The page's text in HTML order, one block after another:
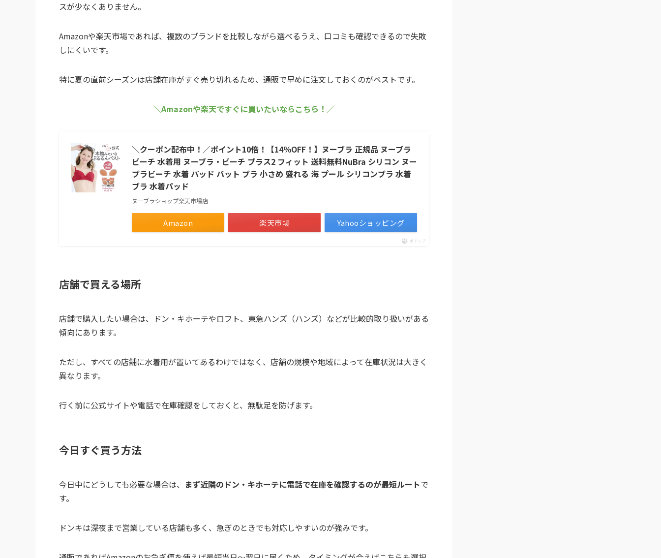
スが少なくありません。
Amazonや楽天市場であれば、複数のブランドを比較しながら選べるうえ、口コミも確認できるので失敗
しにくいです。
特に夏の直前シーズンは店舗在庫がすぐ売り切れるため、通販で早めに注文しておくのがベストです。
＼Amazonや楽天ですぐに買いたいならこちら！／
＼クーポン配布中！／ポイント10倍！【14％OFF！】ヌーブラ 正規品 ヌーブラ
ビーチ 水着用 ヌーブラ・ビーチ プラス2 フィット 送料無料NuBra シリコン ヌー
ブラビーチ 水着 パッド パット ブラ 小さめ 盛れる 海 プール シリコンブラ 水着
ブラ 水着パッド
ヌーブラショップ楽天市場店
Amazon 楽天市場 Yahooショッピング
ポチップ
店舗で買える場所
店舗で購入したい場合は、ドン・キホーテやロフト、東急ハンズ（ハンズ）などが比較的取り扱いがある
傾向にあります。
ただし、すべての店舗に水着用が置いてあるわけではなく、店舗の規模や地域によって在庫状況は大きく
異なります。
行く前に公式サイトや電話で在庫確認をしておくと、無駄足を防げます。
今日すぐ買う方法
今日中にどうしても必要な場合は、 まず近隣のドン・キホーテに電話で在庫を確認するのが最短ルートで
す。
ドンキは深夜まで営業している店舗も多く、急ぎのときでも対応しやすいのが強みです。